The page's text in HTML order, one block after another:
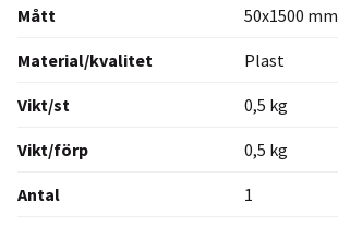
Mått 50x1500 mm
Material/kvalitet Plast
Vikt/st 0,5 kg
Vikt/förp 0,5 kg
Antal 1